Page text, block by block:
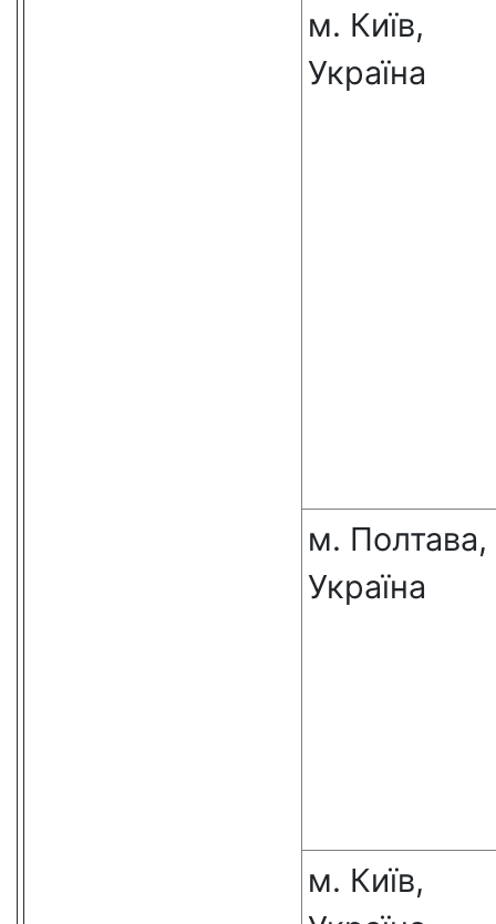
м. Київ,
Україна
м. Полтава,
Україна
м. Київ,